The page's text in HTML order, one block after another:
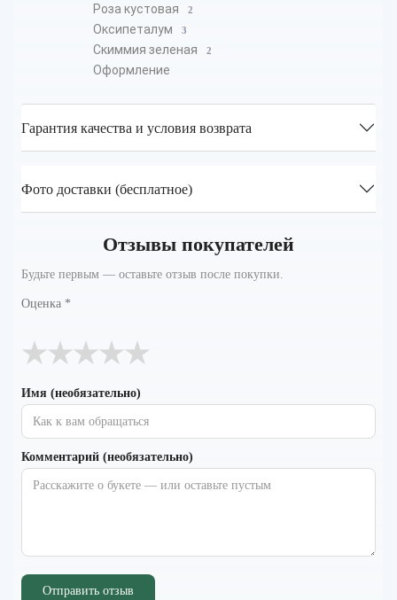
Роза кустовая 2
Оксипеталум 3
Скиммия зеленая 2
Оформление
Гарантия качества и условия возврата
Фото доставки (бесплатное)
Отзывы покупателей
Будьте первым — оставьте отзыв после покупки.
Оценка *
★
★
★
★
★
Имя (необязательно)
Комментарий (необязательно)
Отправить отзыв